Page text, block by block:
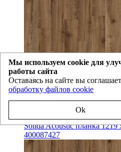
Solida Acoustic планка
400087427
Мы используем cookie для
работы сайта
Оставаясь на сайте вы
обработку файлов cookie
Ok